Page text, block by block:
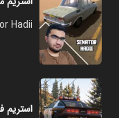
Hadii
استریم